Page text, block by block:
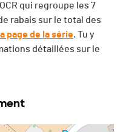
qui regroupe les 7
rabais sur le total des
la page de la série. Tu y
détaillées sur le